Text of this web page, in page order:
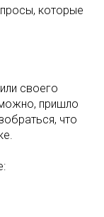
которые
своего
пришло
что